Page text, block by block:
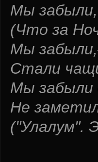
Мы
(Что за
Мы
Стали
Мы забыли
Не
("Улалум".